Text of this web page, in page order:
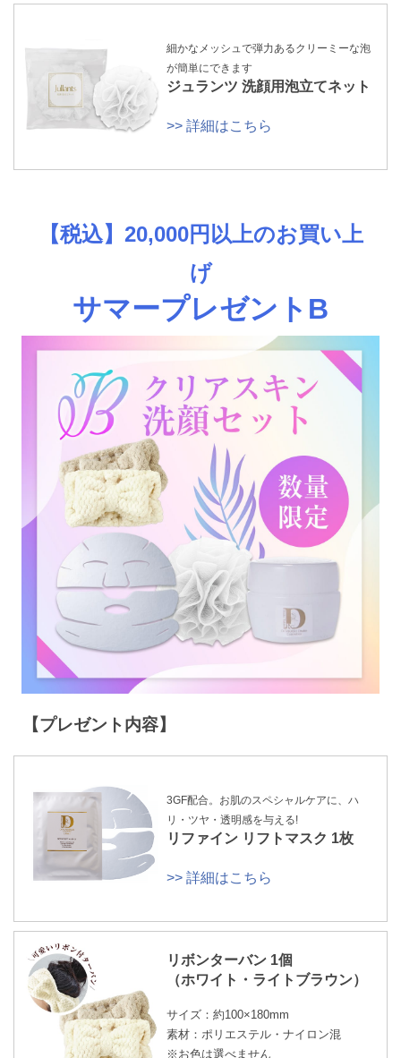
細かなメッシュで弾力あるクリーミーな泡
が簡単にできます
ジュランツ 洗顔用泡立てネット
>> 詳細はこちら
【税込】20,000円以上のお買い上
げ
サマープレゼントB
【プレゼント内容】
3GF配合。お肌のスペシャルケアに、ハ
リ・ツヤ・透明感を与える!
リファイン リフトマスク 1枚
>> 詳細はこちら
リボンターバン 1個
（ホワイト・ライトブラウン）
サイズ：約100×180mm
素材：ポリエステル・ナイロン混
※お色は選べません